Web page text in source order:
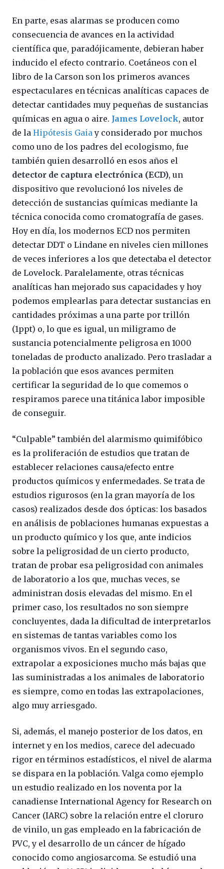
En parte, esas alarmas se producen como
consecuencia de avances en la actividad
científica que, paradójicamente, debieran haber
inducido el efecto contrario. Coetáneos con el
libro de la Carson son los primeros avances
espectaculares en técnicas analíticas capaces de
detectar cantidades muy pequeñas de sustancias
químicas en agua o aire. James Lovelock, autor
de la Hipótesis Gaiay considerado por muchos
como uno de los padres del ecologismo, fue
también quien desarrolló en esos años el
detector de captura electrónica (ECD), un
dispositivo que revolucionó los niveles de
detección de sustancias químicas mediante la
técnica conocida como cromatografía de gases.
Hoy en día, los modernos ECD nos permiten
detectar DDT o Lindane en niveles cien millones
de veces inferiores a los que detectaba el detector
de Lovelock. Paralelamente, otras técnicas
analíticas han mejorado sus capacidades y hoy
podemos emplearlas para detectar sustancias en
cantidades próximas a una parte por trillón
(1ppt) o, lo que es igual, un miligramo de
sustancia potencialmente peligrosa en 1000
toneladas de producto analizado. Pero trasladar a
la población que esos avances permiten
certificar la seguridad de lo que comemos o
respiramos parece una titánica labor imposible
de conseguir.
“Culpable” también del alarmismo quimifóbico
es la proliferación de estudios que tratan de
establecer relaciones causa/efecto entre
productos químicos y enfermedades. Se trata de
estudios rigurosos (en la gran mayoría de los
casos) realizados desde dos ópticas: los basados
en análisis de poblaciones humanas expuestas a
un producto químico y los que, ante indicios
sobre la peligrosidad de un cierto producto,
tratan de probar esa peligrosidad con animales
de laboratorio a los que, muchas veces, se
administran dosis elevadas del mismo. En el
primer caso, los resultados no son siempre
concluyentes, dada la dificultad de interpretarlos
en sistemas de tantas variables como los
organismos vivos. En el segundo caso,
extrapolar a exposiciones mucho más bajas que
las suministradas a los animales de laboratorio
es siempre, como en todas las extrapolaciones,
algo muy arriesgado.
Si, además, el manejo posterior de los datos, en
internet y en los medios, carece del adecuado
rigor en términos estadísticos, el nivel de alarma
se dispara en la población. Valga como ejemplo
un estudio realizado en los noventa por la
canadiense International Agency for Research on
Cancer (IARC) sobre la relación entre el cloruro
de vinilo, un gas empleado en la fabricación de
PVC, y el desarrollo de un cáncer de hígado
conocido como angiosarcoma. Se estudió una